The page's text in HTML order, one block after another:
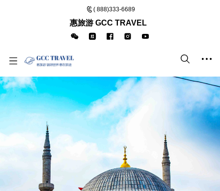
( 888)333-6689
惠旅游 GCC TRAVEL